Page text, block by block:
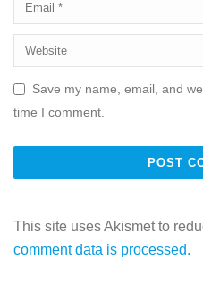
Save my name, email, and
time I comment.
This site uses Akismet to
comment data is processed.